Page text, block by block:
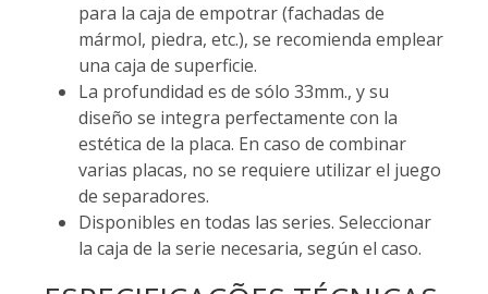
para la caja de empotrar (fachadas de
mármol, piedra, etc.), se recomienda emplear
una caja de superficie.
La profundidad es de sólo 33mm., y su
diseño se integra perfectamente con la
estética de la placa. En caso de combinar
varias placas, no se requiere utilizar el juego
de separadores.
Disponibles en todas las series. Seleccionar
la caja de la serie necesaria, según el caso.